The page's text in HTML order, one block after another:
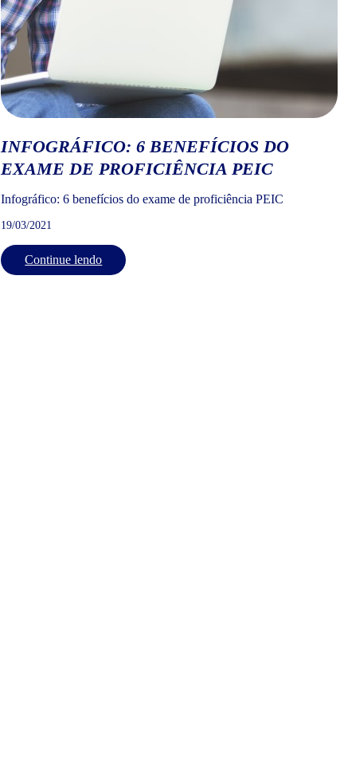
INFOGRÁFICO: 6 BENEFÍCIOS DO
EXAME DE PROFICIÊNCIA PEIC
Infográfico: 6 benefícios do exame de proficiência PEIC
19/03/2021
Continue lendo